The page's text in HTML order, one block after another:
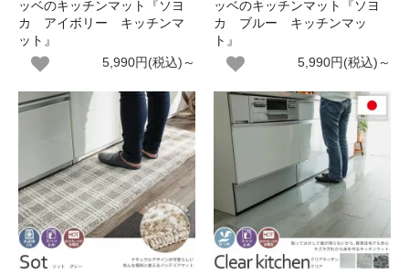
ッベのキッチンマット『ソヨ
カ アイボリー キッチンマ
ット』
5,990円(税込)～
ッベのキッチンマット『ソヨ
カ ブルー キッチンマッ
ト』
5,990円(税込)～